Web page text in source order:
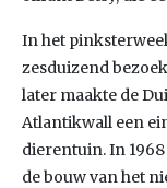
In het
zesduizend
later maakte de
Atlantikwall een
dierentuin. In
de bouw van het